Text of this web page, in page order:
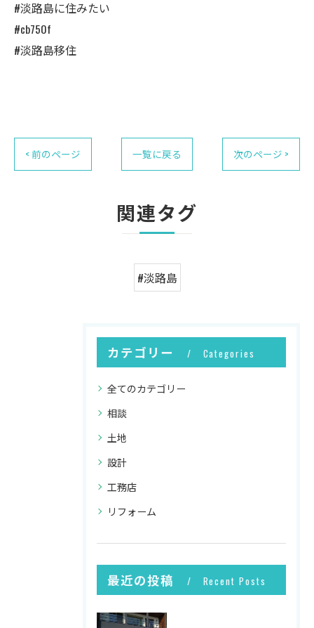
#淡路島に住みたい
#cb750f
#淡路島移住
< 前のページ 一覧に戻る 次のページ >
関連タグ
#淡路島
カテゴリー Categories
全てのカテゴリー
相談
土地
設計
工務店
リフォーム
最近の投稿 Recent Posts